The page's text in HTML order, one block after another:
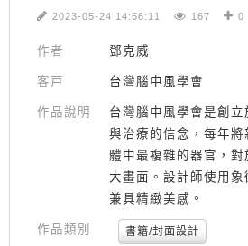
2023-05-24 14:56:11 167 0
作者 鄧克威
客戸 台灣腦中風學會
作品說明
台灣腦中風學會是創
與治療的信念，每年
體中最複雜的器官，
大畫面。設計師使用
兼具精緻美感。
作品類別 書籍/封面設計